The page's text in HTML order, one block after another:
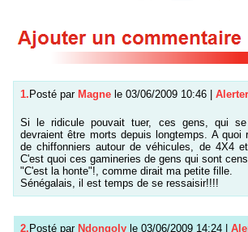
1. Posté par Magne le 03/06/2009 10:46 Alerter
Si le ridicule pouvait tuer, ces gens, qui se
devraient être morts depuis longtemps. A quoi
de chiffonniers autour de véhicules, de 4X4
C'est quoi ces gamineries de gens qui sont
"C'est la honte"!, comme dirait ma petite fille.
Sénégalais, il est temps de se ressaisir!!!!
2.Posté par Ndongoly le 03/06/2009 14:24 |